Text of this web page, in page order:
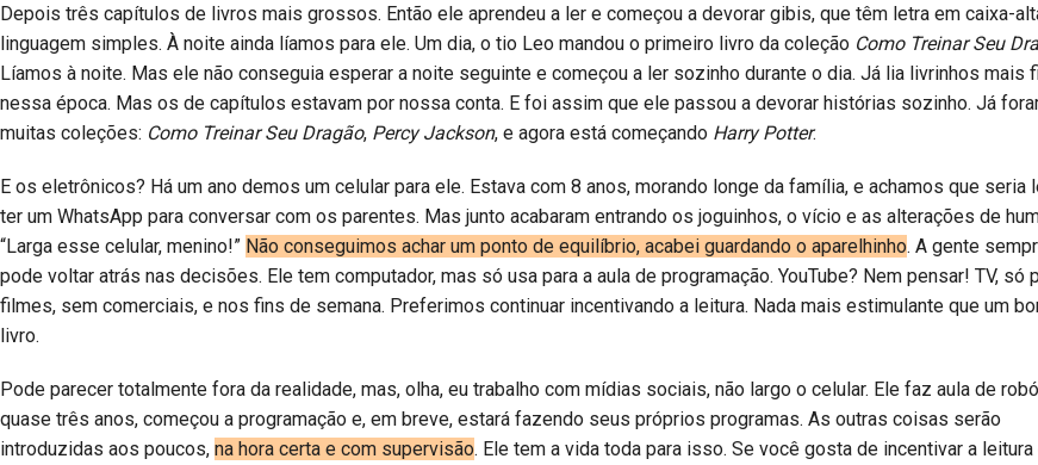
Depois três capítulos de livros mais grossos. Então ele aprendeu a ler e começou a devorar gibis, que têm letra em caixa-
linguagem simples. À noite ainda líamos para ele. Um dia, o tio Leo mandou o primeiro livro da coleção Como Treinar Seu
Líamos à noite. Mas ele não conseguia esperar a noite seguinte e começou a ler sozinho durante o dia. Já lia livrinhos mais
nessa época. Mas os de capítulos estavam por nossa conta. E foi assim que ele passou a devorar histórias sozinho. Já
muitas coleções: Como Treinar Seu Dragão, Percy Jackson, e agora está começando Harry Potter.
E os eletrônicos? Há um ano demos um celular para ele. Estava com 8 anos, morando longe da família, e achamos que seria
ter um WhatsApp para conversar com os parentes. Mas junto acabaram entrando os joguinhos, o vício e as alterações de
“Larga esse celular, menino!” Não conseguimos achar um ponto de equilíbrio, acabei guardando o aparelhinho. A gente
pode voltar atrás nas decisões. Ele tem computador, mas só usa para a aula de programação. YouTube? Nem pensar! TV, só
filmes, sem comerciais, e nos fins de semana. Preferimos continuar incentivando a leitura. Nada mais estimulante que um
livro.
Pode parecer totalmente fora da realidade, mas, olha, eu trabalho com mídias sociais, não largo o celular. Ele faz aula de
quase três anos, começou a programação e, em breve, estará fazendo seus próprios programas. As outras coisas serão
introduzidas aos poucos, na hora certa e com supervisão. Ele tem a vida toda para isso. Se você gosta de incentivar a leitura